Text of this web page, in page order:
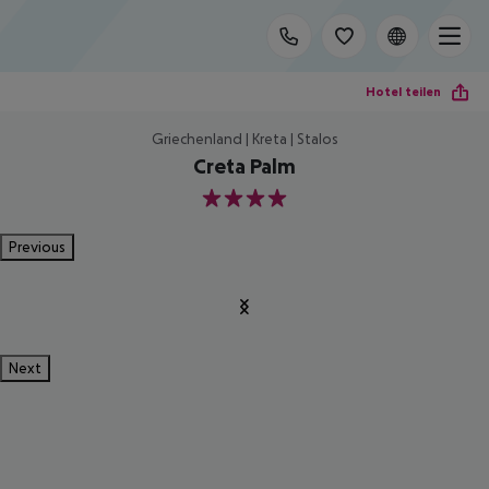
Hotel teilen
Griechenland | Kreta | Stalos
Creta Palm
4
Previous
Next